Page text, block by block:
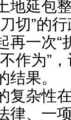
地延包
切”的
再一次“
作为”
结果。
复杂性
律、一